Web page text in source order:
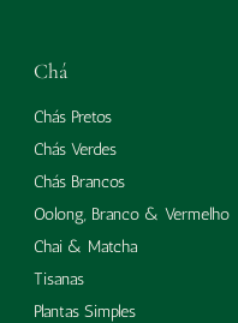
Chá
Chás Pretos
Chás Verdes
Chás Brancos
Oolong, Branco & Vermelho
Chai & Matcha
Tisanas
Plantas Simples